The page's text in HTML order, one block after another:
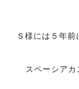
Ｓ様には５年
スペーシア